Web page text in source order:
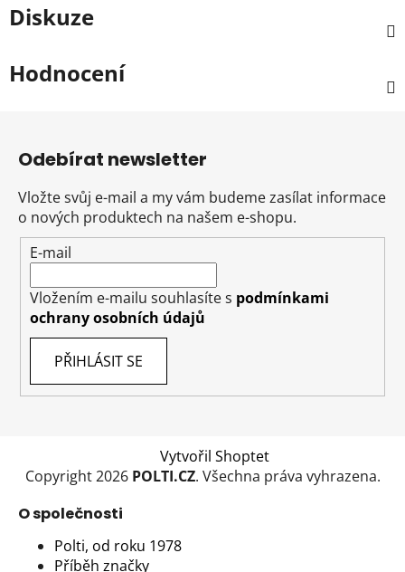
Diskuze
Hodnocení
Odebírat newsletter
Vložte svůj e-mail a my vám budeme zasílat informace
o nových produktech na našem e-shopu.
E-mail
Vložením e-mailu souhlasíte s podmínkami
ochrany osobních údajů
PŘIHLÁSIT SE
Vytvořil Shoptet
Copyright 2026 POLTI.CZ. Všechna práva vyhrazena.
O společnosti
Polti, od roku 1978
Příběh značky